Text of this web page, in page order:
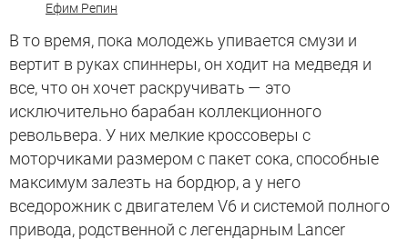
Ефим Репин
В то время, пока молодежь упивается смузи и
вертит в руках спиннеры, он ходит на медведя и
все, что он хочет раскручивать — это
исключительно барабан коллекционного
револьвера. У них мелкие кроссоверы с
моторчиками размером с пакет сока, способные
максимум залезть на бордюр, а у него
вседорожник с двигателем V6 и системой полного
привода, родственной с легендарным Lancer